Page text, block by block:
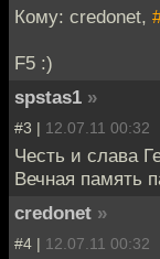
Кому: credonet,
F5 :)
spstas1 »
#3 | 12.07.11 00:32
Честь и слава
Вечная память
credonet »
#4 | 12.07.11 00:32